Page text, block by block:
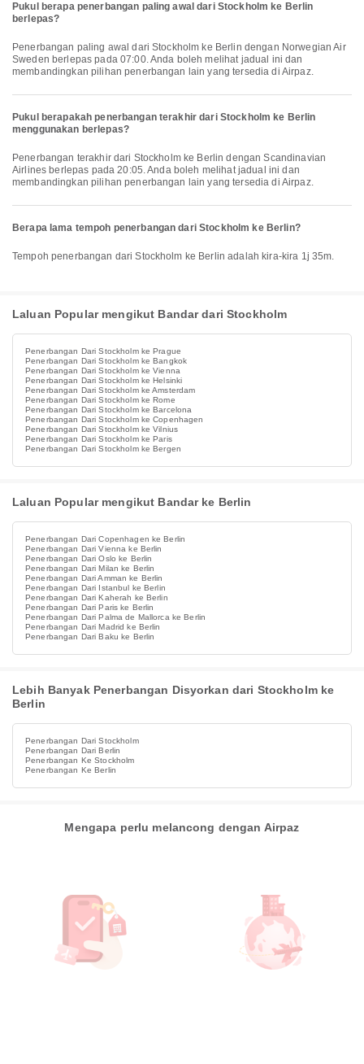
Pukul berapa penerbangan paling awal dari Stockholm ke Berlin
berlepas?
Penerbangan paling awal dari Stockholm ke Berlin dengan Norwegian Air
Sweden berlepas pada 07:00. Anda boleh melihat jadual ini dan
membandingkan pilihan penerbangan lain yang tersedia di Airpaz.
Pukul berapakah penerbangan terakhir dari Stockholm ke Berlin
menggunakan berlepas?
Penerbangan terakhir dari Stockholm ke Berlin dengan Scandinavian
Airlines berlepas pada 20:05. Anda boleh melihat jadual ini dan
membandingkan pilihan penerbangan lain yang tersedia di Airpaz.
Berapa lama tempoh penerbangan dari Stockholm ke Berlin?
Tempoh penerbangan dari Stockholm ke Berlin adalah kira-kira 1j 35m.
Laluan Popular mengikut Bandar dari Stockholm
Penerbangan Dari Stockholm ke Prague
Penerbangan Dari Stockholm ke Bangkok
Penerbangan Dari Stockholm ke Vienna
Penerbangan Dari Stockholm ke Helsinki
Penerbangan Dari Stockholm ke Amsterdam
Penerbangan Dari Stockholm ke Rome
Penerbangan Dari Stockholm ke Barcelona
Penerbangan Dari Stockholm ke Copenhagen
Penerbangan Dari Stockholm ke Vilnius
Penerbangan Dari Stockholm ke Paris
Penerbangan Dari Stockholm ke Bergen
Laluan Popular mengikut Bandar ke Berlin
Penerbangan Dari Copenhagen ke Berlin
Penerbangan Dari Vienna ke Berlin
Penerbangan Dari Oslo ke Berlin
Penerbangan Dari Milan ke Berlin
Penerbangan Dari Amman ke Berlin
Penerbangan Dari Istanbul ke Berlin
Penerbangan Dari Kaherah ke Berlin
Penerbangan Dari Paris ke Berlin
Penerbangan Dari Palma de Mallorca ke Berlin
Penerbangan Dari Madrid ke Berlin
Penerbangan Dari Baku ke Berlin
Lebih Banyak Penerbangan Disyorkan dari Stockholm ke
Berlin
Penerbangan Dari Stockholm
Penerbangan Dari Berlin
Penerbangan Ke Stockholm
Penerbangan Ke Berlin
Mengapa perlu melancong dengan Airpaz